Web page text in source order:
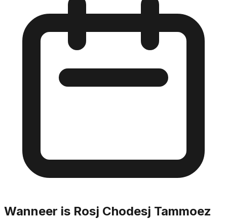
Wanneer is Rosj Chodesj Tammoez